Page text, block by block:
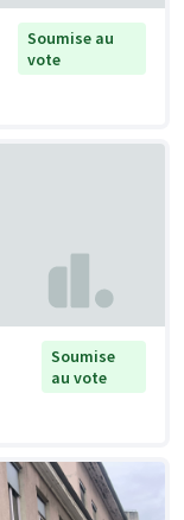
Soumise au
vote
Soumise
au vote